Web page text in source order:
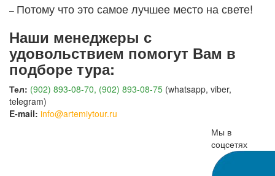
– Потому что это самое лучшее место на свете!
Наши менеджеры с
удовольствием помогут Вам в
подборе тура:
Тел: (902) 893-08-70, (902) 893-08-75 (whatsapp, viber,
telegram)
E-mail: info@artemiytour.ru
Мы в
соцсетях